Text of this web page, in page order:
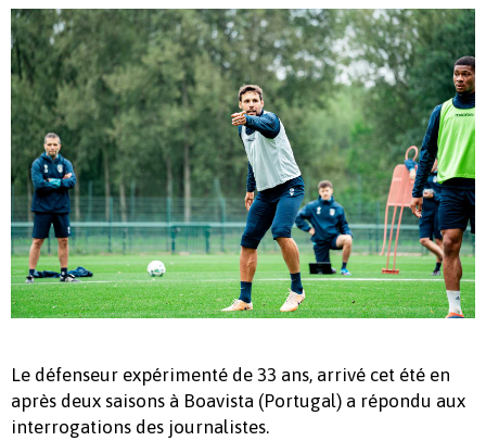
Le défenseur expérimenté de 33 ans, arrivé cet été en
après deux saisons à Boavista (Portugal) a répondu aux
interrogations des journalistes.